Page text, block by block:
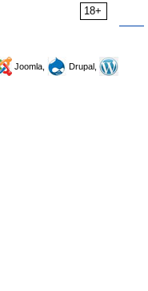
18+
Joomla,
Drupal,